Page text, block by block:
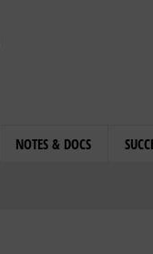
NOTES & DOCS